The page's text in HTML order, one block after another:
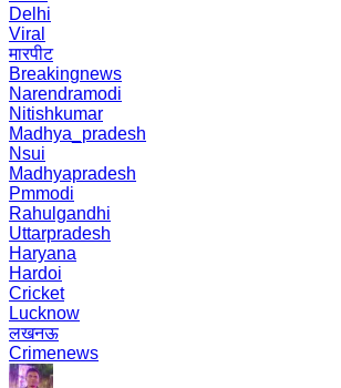
Delhi
Viral
मारपीट
Breakingnews
Narendramodi
Nitishkumar
Madhya_pradesh
Nsui
Madhyapradesh
Pmmodi
Rahulgandhi
Uttarpradesh
Haryana
Hardoi
Cricket
Lucknow
लखनऊ
Crimenews